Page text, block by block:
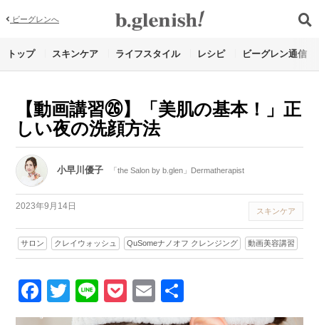
ビーグレンへ
トップ スキンケア ライフスタイル レシピ ビーグレン通信
【動画講習㉖】「美肌の基本！」正
しい夜の洗顔方法
小早川優子 「the Salon by b.glen」Dermatherapist
2023年9月14日 スキンケア
サロン クレイウォッシュ QuSomeナノオフ クレンジング 動画美容講習
Facebook
Twitter
LinePocket
Email